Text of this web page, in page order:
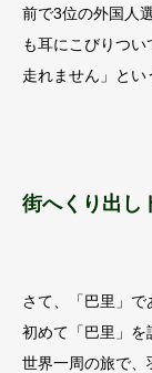
前で3位の外国人
も耳にこびりつ
走れません」とい
街へくり出し
さて、「巴里」で
初めて「巴里」を
世界一周の旅で、